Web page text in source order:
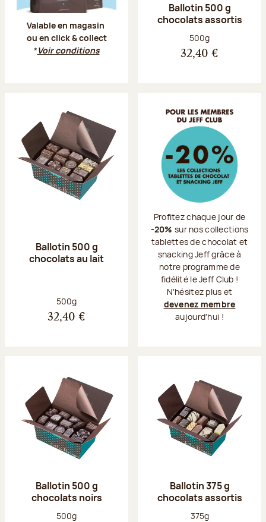
Valable en magasin
ou en click & collect
*Voir conditions
Ballotin 500 g
chocolats assortis
Poids net :
500g
32,40 €
Ballotin 500 g
chocolats au lait
Poids net :
500g
32,40 €
Profitez chaque jour de
-20% sur nos collections
tablettes de chocolat et
snacking Jeff grâce à
notre programme de
fidélité le Jeff Club !
N'hésitez plus et
devenez membre
aujourd'hui !
Ballotin 500 g
chocolats noirs
Poids net :
500g
Ballotin 375 g
chocolats assortis
Poids net :
375g